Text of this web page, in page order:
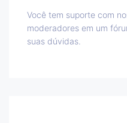
Você tem suporte com
moderadores em um
suas dúvidas.